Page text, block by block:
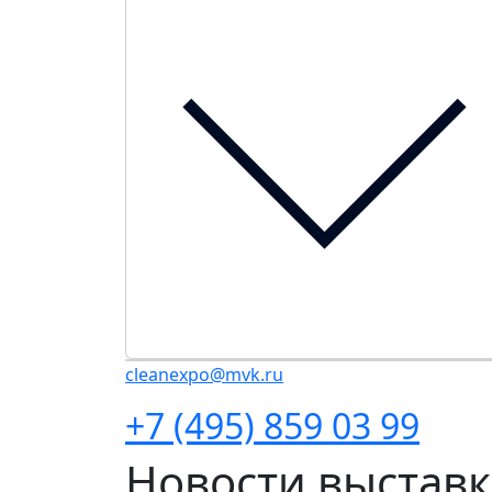
cleanexpo@mvk.ru
+7 (495) 859 03 99